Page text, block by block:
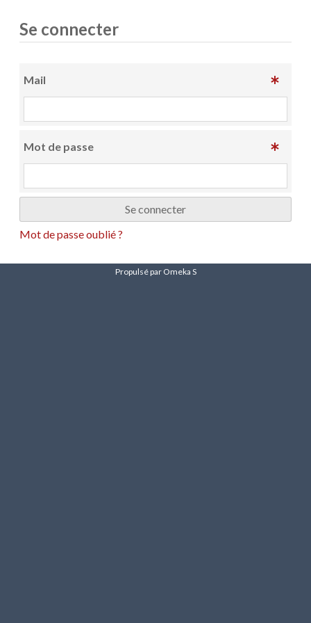
Se connecter
Mail
Mot de passe
Mot de passe oublié ?
Propulsé par Omeka S